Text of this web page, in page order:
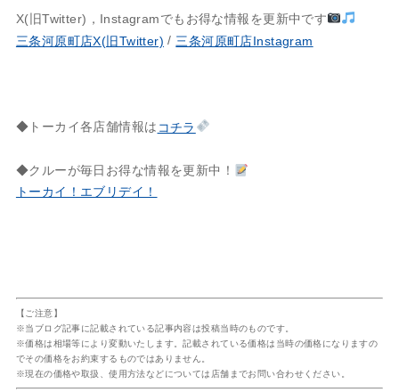
X(旧Twitter)，Instagramでもお得な情報を更新中です
三条河原町店X(旧Twitter) / 三条河原町店Instagram
◆トーカイ各店舗情報は コチラ
◆クルーが毎日お得な情報を更新中！
トーカイ！エブリデイ！
【ご注意】
※当ブログ記事に記載されている記事内容は投稿当時のものです。
※価格は相場等により変動いたします。記載されている価格は当時の価格になりますの
でその価格をお約束するものではありません。
※現在の価格や取扱、使用方法などについては店舗までお問い合わせください。